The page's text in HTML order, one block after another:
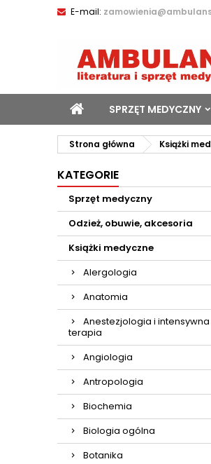
E-mail:
SPRZĘT MEDYCZNY
Strona główna Książki
KATEGORIE
Sprzęt medyczny
Odzież, obuwie, akcesoria
Książki medyczne
Alergologia
Anatomia
Anestezjologia i intensywna
terapia
Angiologia
Antropologia
Biochemia
Biologia ogólna
Botanika